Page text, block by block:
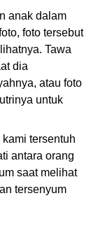
anak dalam
foto tersebut
Tawa
dia
atau foto
untuk
tersentuh
antara orang
saat melihat
tersenyum